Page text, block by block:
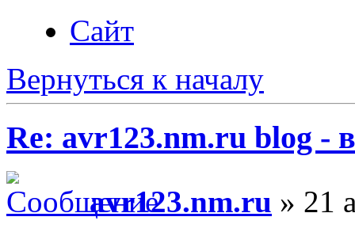
Сайт
Вернуться к началу
Re: avr123.nm.ru blog -
avr123.nm.ru » 21